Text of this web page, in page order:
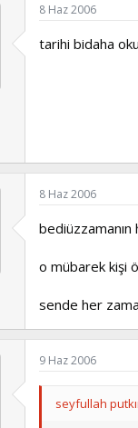
8 Haz 2006
tarihi bidaha
8 Haz 2006
bediüzzamanın
o mübarek kişi
sende her
9 Haz 2006
seyfullah